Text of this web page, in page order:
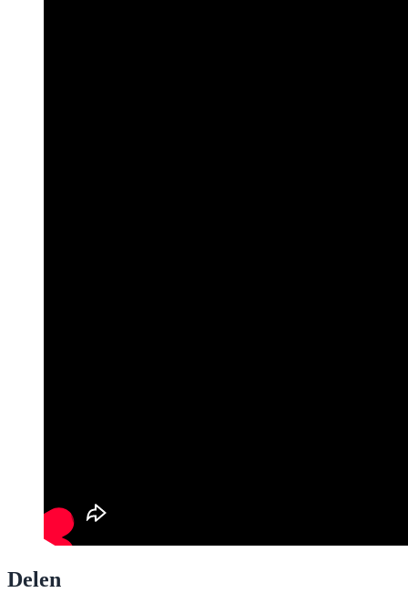
Delen